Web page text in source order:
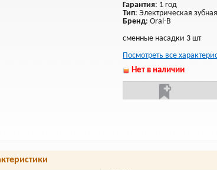
Гарантия: 1 год
Тип: Электрическая
Бренд: Oral-B
сменные насадки 3 шт
Посмотреть все
Нет в наличии